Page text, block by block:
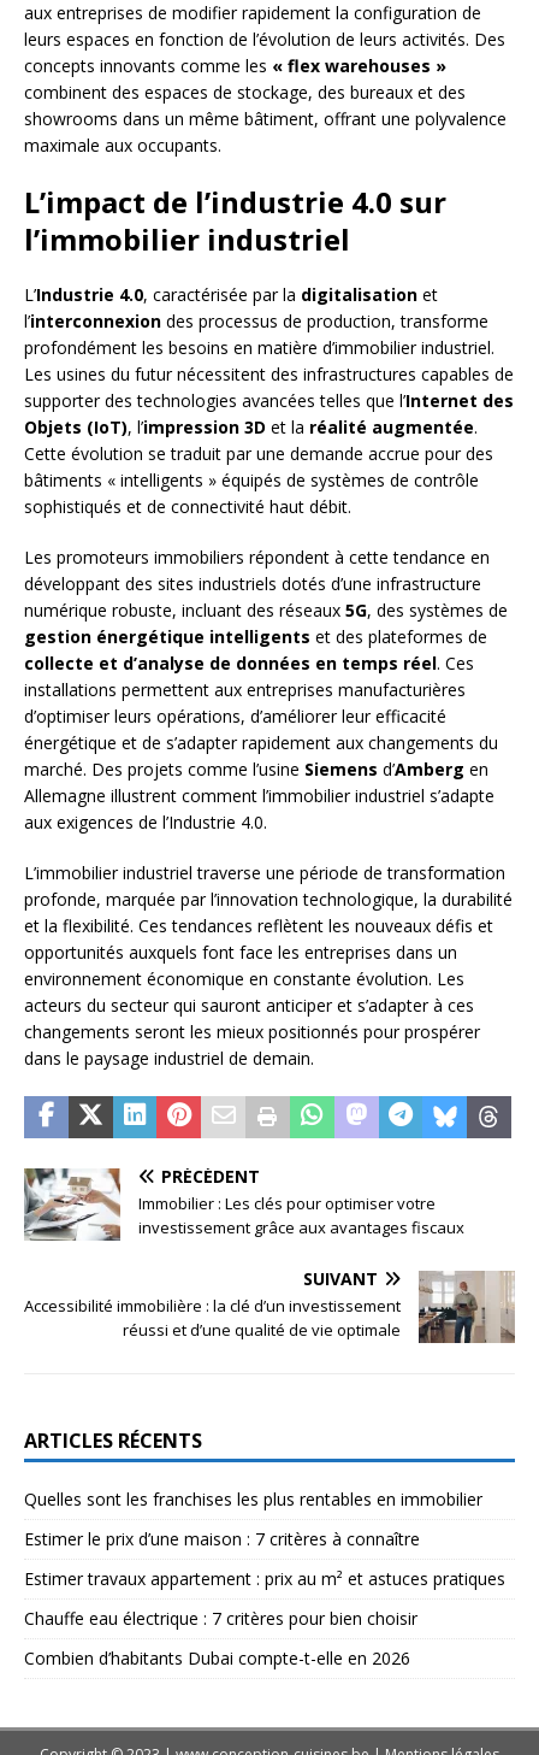
aux entreprises de modifier rapidement la configuration de
leurs espaces en fonction de l’évolution de leurs activités. Des
concepts innovants comme les « flex warehouses »
combinent des espaces de stockage, des bureaux et des
showrooms dans un même bâtiment, offrant une polyvalence
maximale aux occupants.
L’impact de l’industrie 4.0 sur
l’immobilier industriel
L’Industrie 4.0, caractérisée par la digitalisation et
l’interconnexion des processus de production, transforme
profondément les besoins en matière d’immobilier industriel.
Les usines du futur nécessitent des infrastructures capables de
supporter des technologies avancées telles que l’Internet des
Objets (IoT), l’impression 3D et la réalité augmentée.
Cette évolution se traduit par une demande accrue pour des
bâtiments « intelligents » équipés de systèmes de contrôle
sophistiqués et de connectivité haut débit.
Les promoteurs immobiliers répondent à cette tendance en
développant des sites industriels dotés d’une infrastructure
numérique robuste, incluant des réseaux 5G, des systèmes de
gestion énergétique intelligents et des plateformes de
collecte et d’analyse de données en temps réel. Ces
installations permettent aux entreprises manufacturières
d’optimiser leurs opérations, d’améliorer leur efficacité
énergétique et de s’adapter rapidement aux changements du
marché. Des projets comme l’usine Siemens d’Amberg en
Allemagne illustrent comment l’immobilier industriel s’adapte
aux exigences de l’Industrie 4.0.
L’immobilier industriel traverse une période de transformation
profonde, marquée par l’innovation technologique, la durabilité
et la flexibilité. Ces tendances reflètent les nouveaux défis et
opportunités auxquels font face les entreprises dans un
environnement économique en constante évolution. Les
acteurs du secteur qui sauront anticiper et s’adapter à ces
changements seront les mieux positionnés pour prospérer
dans le paysage industriel de demain.
PRÉCÉDENT
Immobilier : Les clés pour optimiser votre
investissement grâce aux avantages fiscaux
SUIVANT
Accessibilité immobilière : la clé d’un investissement
réussi et d’une qualité de vie optimale
ARTICLES RÉCENTS
Quelles sont les franchises les plus rentables en immobilier
Estimer le prix d’une maison : 7 critères à connaître
Estimer travaux appartement : prix au m² et astuces pratiques
Chauffe eau électrique : 7 critères pour bien choisir
Combien d’habitants Dubai compte-t-elle en 2026